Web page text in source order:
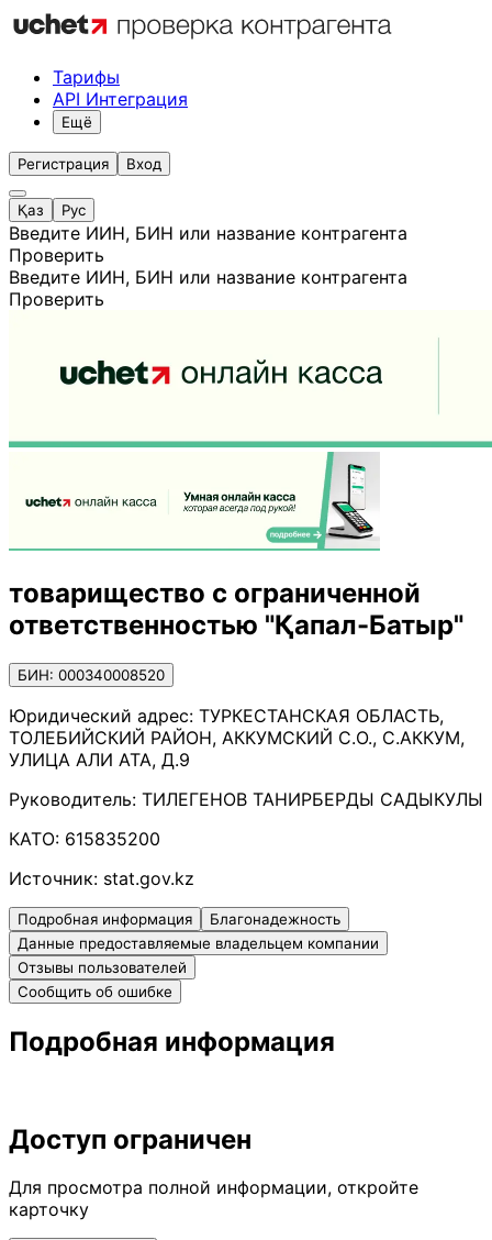
Тарифы
API Интеграция
Ещё
Регистрация Вход
Қаз Рус
Введите ИИН, БИН или название контрагента
Проверить
Введите ИИН, БИН или название контрагента
Проверить
товарищество с ограниченной
ответственностью "Қапал-Батыр"
БИН: 000340008520
Юридический адрес: ТУРКЕСТАНСКАЯ ОБЛАСТЬ,
ТОЛЕБИЙСКИЙ РАЙОН, АККУМСКИЙ С.О., С.АККУМ,
УЛИЦА АЛИ АТА, Д.9
Руководитель: ТИЛЕГЕНОВ ТАНИРБЕРДЫ САДЫКУЛЫ
КАТО: 615835200
Источник: stat.gov.kz
Подробная информация
Благонадежность
Данные предоставляемые владельцем компании
Отзывы пользователей
Сообщить об ошибке
Подробная информация
Доступ ограничен
Для просмотра полной информации, откройте
карточку